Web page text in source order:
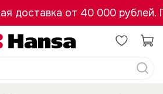
доставка от 40 000 рублей.